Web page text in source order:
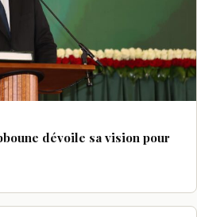
dévoile sa vision pour